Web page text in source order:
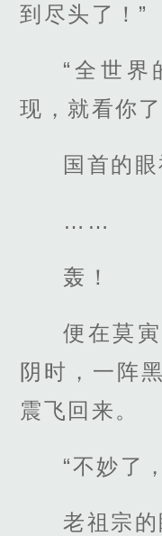
到尽头了！”
“全世界
现，就看你
国首的眼
……
轰！
便在莫
阴时，一阵
震飞回来。
“不妙了
老祖宗的